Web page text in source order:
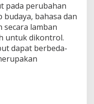
pada perubahan
bahasa dan
secara lamban
untuk dikontrol.
dapat berbeda-